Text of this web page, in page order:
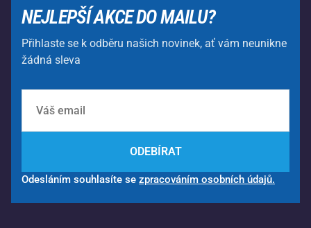
NEJLEPŠÍ AKCE DO MAILU?
Přihlaste se k odběru našich novinek, ať vám neunikne
žádná sleva
ODEBÍRAT
Odesláním souhlasíte se zpracováním osobních údajů.